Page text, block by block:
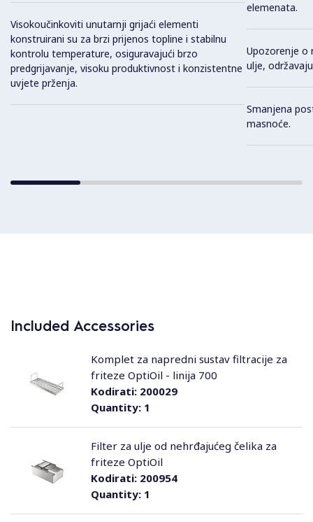
Visokoučinkoviti unutarnji grijaći elementi
konstruirani su za brzi prijenos topline i stabilnu
kontrolu temperature, osiguravajući brzo
predgrijavanje, visoku produktivnost i konzistentne
uvjete prženja.
elemenata.
Upozorenje o
ulje,
Smanjena
masnoće.
Included Accessories
Quantity:1
Kodirati:200029
Komplet za napredni sustav filtracije za
friteze OptiOil - linija 700
Quantity:1
Kodirati:200954
Filter za ulje od nehrđajućeg čelika za
friteze OptiOil